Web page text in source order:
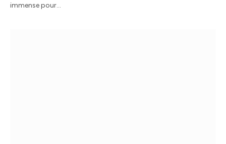
immense pour…